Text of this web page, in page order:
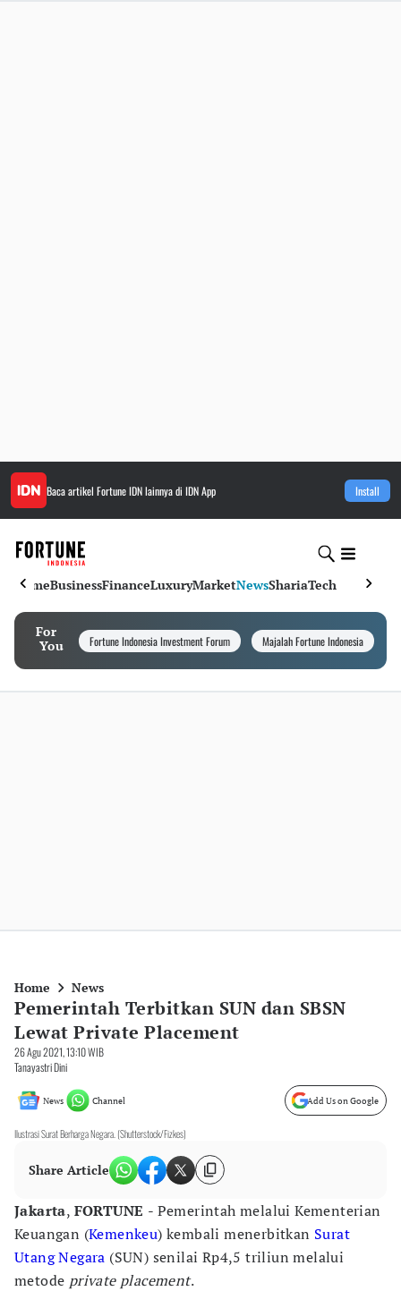
Baca artikel Fortune IDNlainnya di IDN App Install
HomeBusinessFinanceLuxuryMarketNewsShariaTech
For
You
Fortune Indonesia Investment Forum Majalah Fortune Indonesia
Home News
Pemerintah Terbitkan SUN dan SBSN
Lewat Private Placement
26 Agu 2021, 13:10 WIB
Tanayastri Dini
News Channel Add Us on Google
Ilustrasi Surat Berharga Negara. (Shutterstock/Fizkes)
Share Article
Jakarta, FORTUNE - Pemerintah melalui Kementerian
Keuangan (Kemenkeu) kembali menerbitkan Surat
Utang Negara (SUN) senilai Rp4,5 triliun melalui
metode private placement.